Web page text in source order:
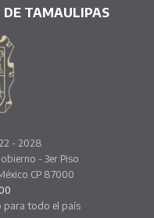
DE TAMAULIPAS
- 2028
- 3er Piso
CP 87000
todo el país